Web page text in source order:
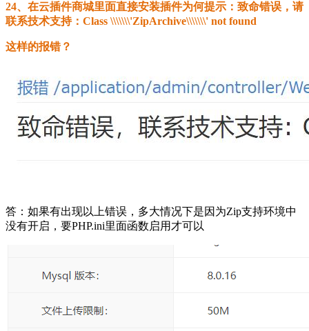
24、在云插件商城里面直接安装插件为何提示：致命错误，请
联系技术支持：Class \\\\\\\'ZipArchive\\\\\\\' not found
这样的报错？
答：如果有出现以上错误，多大情况下是因为Zip支持环境中
没有开启，要PHP.ini里面函数启用才可以